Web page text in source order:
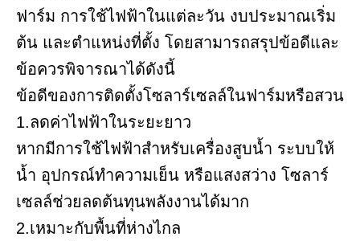
ฟาร์ม การใช้ไฟฟ้าในแต่ละวัน งบประมาณเริ่ม
ต้น และตำแหน่งที่ตั้ง โดยสามารถสรุปข้อดีและ
ข้อควรพิจารณาได้ดังนี้
ข้อดีของการติดตั้งโซลาร์เซลล์ในฟาร์มหรือสวน
1.ลดค่าไฟฟ้าในระยะยาว
หากมีการใช้ไฟฟ้าสำหรับเครื่องสูบน้ำ ระบบให้
น้ำ อุปกรณ์ทำความเย็น หรือแสงสว่าง โซลาร์
เซลล์ช่วยลดต้นทุนพลังงานได้มาก
2.เหมาะกับพื้นที่ห่างไกล